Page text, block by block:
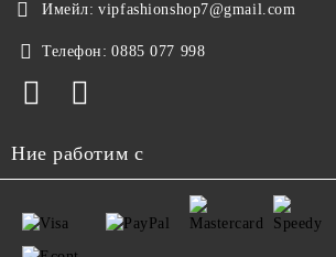
Имейл: vipfashionshop7@gmail.com
Телефон: 0885 077 998
Ние работим с